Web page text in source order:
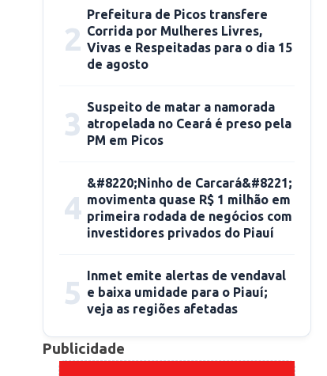
2
Prefeitura de Picos transfere
Corrida por Mulheres Livres,
Vivas e Respeitadas para o dia 15
de agosto
3 Suspeito de matar a namorada
atropelada no Ceará é preso pela
PM em Picos
4
&#8220;Ninho de Carcará&#8221;
movimenta quase R$ 1 milhão em
primeira rodada de negócios com
investidores privados do Piauí
5 Inmet emite alertas de vendaval
e baixa umidade para o Piauí;
veja as regiões afetadas
Publicidade